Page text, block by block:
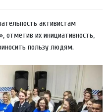
активистам
отметив их инициативность,
пользу людям.